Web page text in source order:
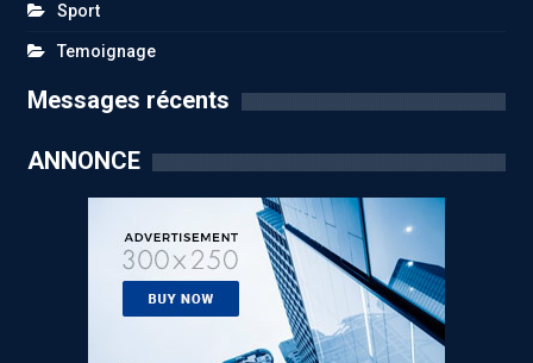
Sport
Temoignage
Messages récents
ANNONCE